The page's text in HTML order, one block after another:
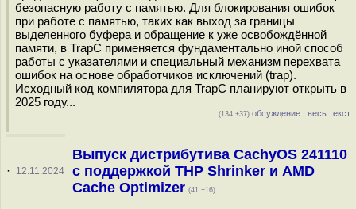
безопасную работу с памятью. Для блокирования ошибок
при работе с памятью, таких как выход за границы
выделенного буфера и обращение к уже освобождённой
памяти, в TrapC применяется фундаментально иной способ
работы с указателями и специальный механизм перехвата
ошибок на основе обработчиков исключений (trap).
Исходный код компилятора для TrapC планируют открыть в
2025 году...
(134 +37) обсуждение | весь текст
· 12.11.2024
Выпуск дистрибутива CachyOS 241110
с поддержкой THP Shrinker и AMD
Cache Optimizer (41 +16)